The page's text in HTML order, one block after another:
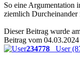
So eine Argumentation
ziemlich Durcheinander
Dieser Beitrag wurde
Beitrag vom
234778
User